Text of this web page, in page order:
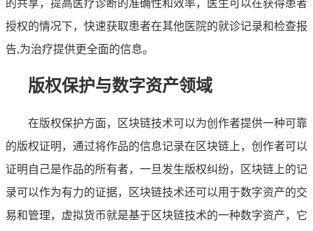
的共享，提高医疗诊断的准确性和效率，医生可以在获得患者
授权的情况下，快速获取患者在其他医院的就诊记录和检查报
告,为治疗提供更全面的信息。
版权保护与数字资产领域
在版权保护方面，区块链技术可以为创作者提供一种可靠
的版权证明，通过将作品的信息记录在区块链上，创作者可以
证明自己是作品的所有者，一旦发生版权纠纷，区块链上的记
录可以作为有力的证据，区块链技术还可以用于数字资产的交
易和管理，虚拟货币就是基于区块链技术的一种数字资产，它